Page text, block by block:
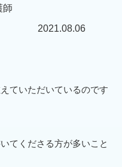
師
2021.08.06
ていただいているのです
てくださる方が多いこと